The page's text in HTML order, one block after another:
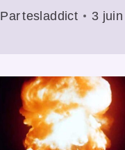
Partesladdict 3